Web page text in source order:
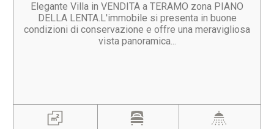
Elegante Villa in VENDITA a TERAMO zona PIANO
DELLA LENTA.L'immobile si presenta in buone
condizioni di conservazione e offre una meravigliosa
vista panoramica...